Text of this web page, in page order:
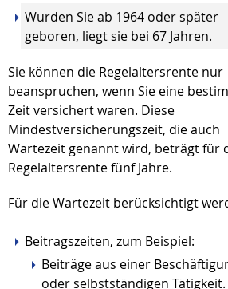
Wurden Sie ab 1964 oder später
geboren, liegt sie bei 67 Jahren.
Sie können die Regelaltersrente nur
beanspruchen, wenn Sie eine
Zeit versichert waren. Diese
Mindestversicherungszeit, die auch
Wartezeit genannt wird, beträgt für
Regelaltersrente fünf Jahre.
Für die Wartezeit berücksichtigt
Beitragszeiten, zum Beispiel:
Beiträge aus einer
oder selbstständigen Tätigkeit.